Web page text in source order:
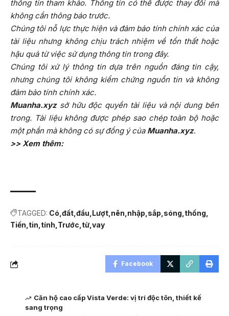
thông tin tham khảo. Thông tin có thể được thay đổi mà
không cần thông báo trước.
Chúng tôi nỗ lực thực hiện và đảm bảo tính chính xác của
tài liệu nhưng không chịu trách nhiệm về tổn thất hoặc
hậu quả từ việc sử dụng thông tin trong đây.
Chúng tôi xử lý thông tin dựa trên nguồn đáng tin cậy,
nhưng chúng tôi không kiểm chứng nguồn tin và không
đảm bảo tính chính xác.
Muanha.xyzsở hữu độc quyền tài liệu và nội dung bên
trong. Tài liệu không được phép sao chép toàn bộ hoặc
một phần mà không có sự đồng ý của Muanha.xyz.
>> Xem thêm:
TAGGED: Có đất đầu Lượt nên nhập sắp sóng thống
Tiến tin tính Trước từ vay
Facebook
Căn hộ cao cấp Vista Verde: vị trí độc tôn, thiết kế
sang trọng